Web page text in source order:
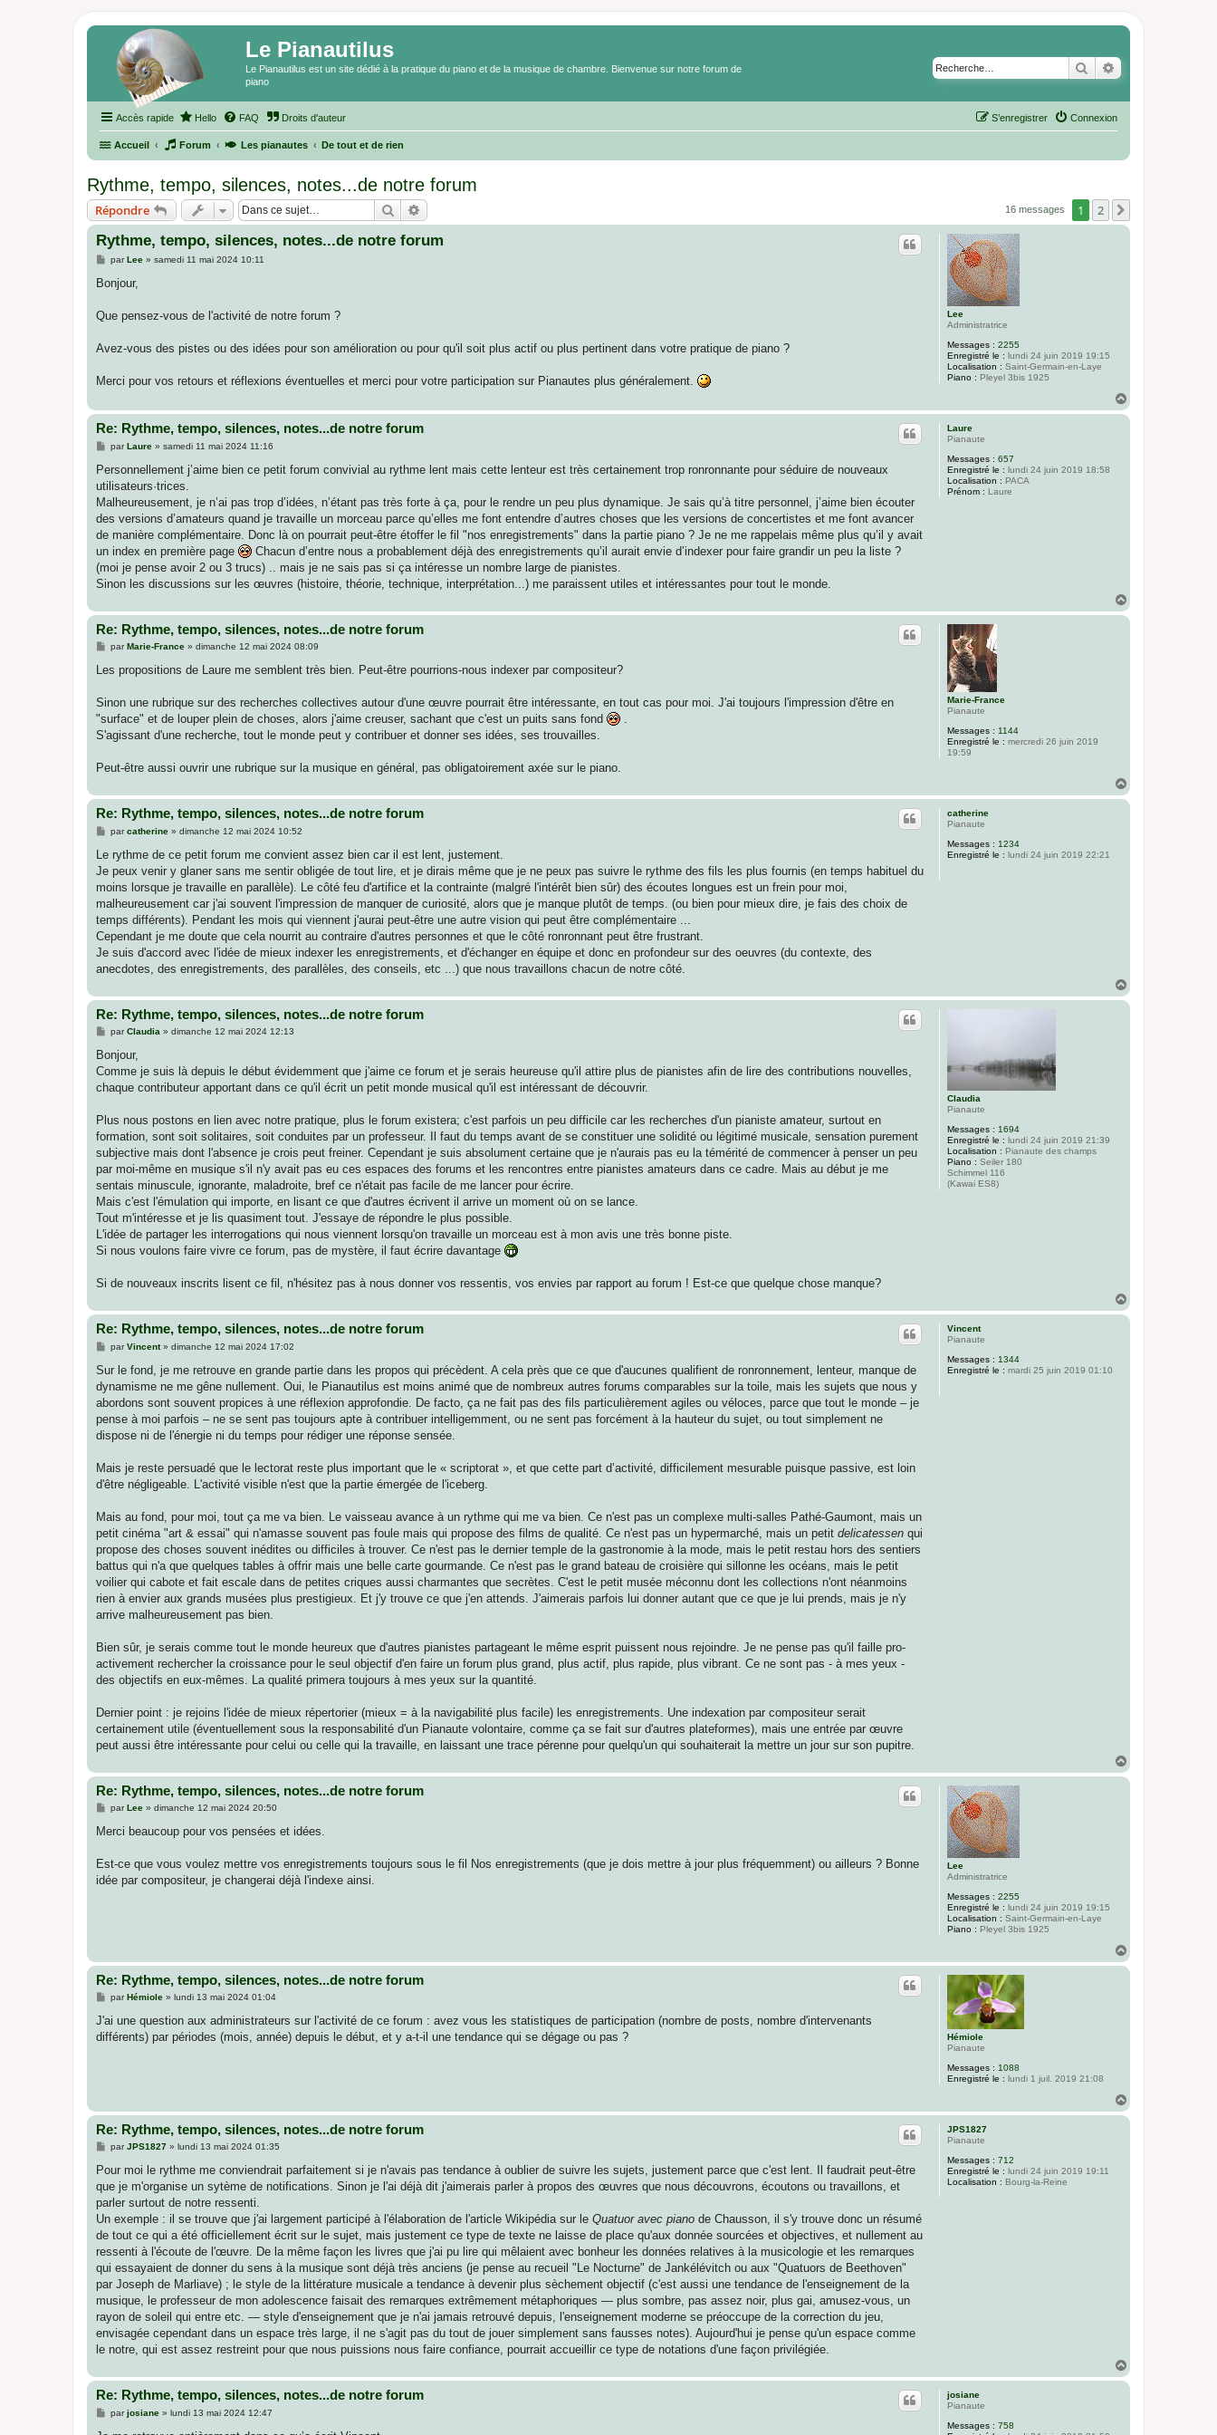
Le Pianautilus
Le Pianautilus est un site dédié à la pratique du piano et de la musique de chambre. Bienvenue sur notre forum de
piano
RechercherRecherche
Accès rapide Hello FAQ Droits d'auteur Connexion
S’enregistrer
Accueil Forum Les pianautes De tout et de rien
Rythme, tempo, silences, notes...de notre forum
Répondre Rechercher 16 messages 1 2
Lee
Administratrice
Messages : 2255
Enregistré le : lundi 24 juin 2019 19:15
Localisation : Saint-Germain-en-Laye
Piano : Pleyel 3bis 1925
Rythme, tempo, silences, notes...de notre forum
M
s
g
parLee» samedi 11 mai 2024 10:11
Bonjour,
Que pensez-vous de l'activité de notre forum ?
Avez-vous des pistes ou des idées pour son amélioration ou pour qu'il soit plus actif ou plus pertinent dans votre pratique de piano ?
Merci pour vos retours et réflexions éventuelles et merci pour votre participation sur Pianautes plus généralement.
u
Laure
Pianaute
Messages : 657
Enregistré le : lundi 24 juin 2019 18:58
Localisation : PACA
Prénom : Laure
Re: Rythme, tempo, silences, notes...de notre forum
M
s
a
g
parLaure» samedi 11 mai 2024 11:16
Personnellement j’aime bien ce petit forum convivial au rythme lent mais cette lenteur est très certainement trop ronronnante pour séduire de nouveaux
utilisateurs·trices.
Malheureusement, je n’ai pas trop d’idées, n’étant pas très forte à ça, pour le rendre un peu plus dynamique. Je sais qu’à titre personnel, j’aime bien écouter
des versions d’amateurs quand je travaille un morceau parce qu’elles me font entendre d’autres choses que les versions de concertistes et me font avancer
de manière complémentaire. Donc là on pourrait peut-être étoffer le fil "nos enregistrements" dans la partie piano ? Je ne me rappelais même plus qu’il y avait
un index en première page
Chacun d’entre nous a probablement déjà des enregistrements qu’il aurait envie d’indexer pour faire grandir un peu la liste ?
(moi je pense avoir 2 ou 3 trucs) .. mais je ne sais pas si ça intéresse un nombre large de pianistes.
Sinon les discussions sur les œuvres (histoire, théorie, technique, interprétation...) me paraissent utiles et intéressantes pour tout le monde.
u
Marie-France
Pianaute
Messages : 1144
Enregistré le : mercredi 26 juin 2019
19:59
Re: Rythme, tempo, silences, notes...de notre forum
M
s
g
parMarie-France» dimanche 12 mai 2024 08:09
Les propositions de Laure me semblent très bien. Peut-être pourrions-nous indexer par compositeur?
Sinon une rubrique sur des recherches collectives autour d'une œuvre pourrait être intéressante, en tout cas pour moi. J'ai toujours l'impression d'être en
"surface" et de louper plein de choses, alors j'aime creuser, sachant que c'est un puits sans fond
.
S'agissant d'une recherche, tout le monde peut y contribuer et donner ses idées, ses trouvailles.
Peut-être aussi ouvrir une rubrique sur la musique en général, pas obligatoirement axée sur le piano.
u
catherine
Pianaute
Messages : 1234
Enregistré le : lundi 24 juin 2019 22:21
Re: Rythme, tempo, silences, notes...de notre forum
M
s
a
g
parcatherine» dimanche 12 mai 2024 10:52
Le rythme de ce petit forum me convient assez bien car il est lent, justement.
Je peux venir y glaner sans me sentir obligée de tout lire, et je dirais même que je ne peux pas suivre le rythme des fils les plus fournis (en temps habituel du
moins lorsque je travaille en parallèle). Le côté feu d'artifice et la contrainte (malgré l'intérêt bien sûr) des écoutes longues est un frein pour moi,
malheureusement car j'ai souvent l'impression de manquer de curiosité, alors que je manque plutôt de temps. (ou bien pour mieux dire, je fais des choix de
temps différents). Pendant les mois qui viennent j'aurai peut-être une autre vision qui peut être complémentaire ...
Cependant je me doute que cela nourrit au contraire d'autres personnes et que le côté ronronnant peut être frustrant.
Je suis d'accord avec l'idée de mieux indexer les enregistrements, et d'échanger en équipe et donc en profondeur sur des oeuvres (du contexte, des
anecdotes, des enregistrements, des parallèles, des conseils, etc ...) que nous travaillons chacun de notre côté.
u
Claudia
Pianaute
Messages : 1694
Enregistré le : lundi 24 juin 2019 21:39
Localisation : Pianaute des champs
Piano : Seiler 180
Schimmel 116
(Kawai ES8)
Re: Rythme, tempo, silences, notes...de notre forum
M
s
a
g
parClaudia » dimanche 12 mai 2024 12:13
Bonjour,
Comme je suis là depuis le début évidemment que j'aime ce forum et je serais heureuse qu'il attire plus de pianistes afin de lire des contributions nouvelles,
chaque contributeur apportant dans ce qu'il écrit un petit monde musical qu'il est intéressant de découvrir.
Plus nous postons en lien avec notre pratique, plus le forum existera; c'est parfois un peu difficile car les recherches d'un pianiste amateur, surtout en
formation, sont soit solitaires, soit conduites par un professeur. Il faut du temps avant de se constituer une solidité ou légitimé musicale, sensation purement
subjective mais dont l'absence je crois peut freiner. Cependant je suis absolument certaine que je n'aurais pas eu la témérité de commencer à penser un peu
par moi-même en musique s'il n'y avait pas eu ces espaces des forums et les rencontres entre pianistes amateurs dans ce cadre. Mais au début je me
sentais minuscule, ignorante, maladroite, bref ce n'était pas facile de me lancer pour écrire.
Mais c'est l'émulation qui importe, en lisant ce que d'autres écrivent il arrive un moment où on se lance.
Tout m'intéresse et je lis quasiment tout. J'essaye de répondre le plus possible.
L'idée de partager les interrogations qui nous viennent lorsqu'on travaille un morceau est à mon avis une très bonne piste.
Si nous voulons faire vivre ce forum, pas de mystère, il faut écrire davantage
Si de nouveaux inscrits lisent ce fil, n'hésitez pas à nous donner vos ressentis, vos envies par rapport au forum ! Est-ce que quelque chose manque?
u
Vincent
Pianaute
Messages : 1344
Enregistré le : mardi 25 juin 2019 01:10
Re: Rythme, tempo, silences, notes...de notre forum
M
s
a
g
parVincent» dimanche 12 mai 2024 17:02
Sur le fond, je me retrouve en grande partie dans les propos qui précèdent. A cela près que ce que d'aucunes qualifient de ronronnement, lenteur, manque de
dynamisme ne me gêne nullement. Oui, le Pianautilus est moins animé que de nombreux autres forums comparables sur la toile, mais les sujets que nous y
abordons sont souvent propices à une réflexion approfondie. De facto, ça ne fait pas des fils particulièrement agiles ou véloces, parce que tout le monde – je
pense à moi parfois – ne se sent pas toujours apte à contribuer intelligemment, ou ne sent pas forcément à la hauteur du sujet, ou tout simplement ne
dispose ni de l'énergie ni du temps pour rédiger une réponse sensée.
Mais je reste persuadé que le lectorat reste plus important que le « scriptorat », et que cette part d’activité, difficilement mesurable puisque passive, est loin
d'être négligeable. L'activité visible n'est que la partie émergée de l'iceberg.
Mais au fond, pour moi, tout ça me va bien. Le vaisseau avance à un rythme qui me va bien. Ce n'est pas un complexe multi-salles Pathé-Gaumont, mais un
petit cinéma "art & essai" qui n'amasse souvent pas foule mais qui propose des films de qualité. Ce n'est pas un hypermarché, mais un petit delicatessen qui
propose des choses souvent inédites ou difficiles à trouver. Ce n'est pas le dernier temple de la gastronomie à la mode, mais le petit restau hors des sentiers
battus qui n'a que quelques tables à offrir mais une belle carte gourmande. Ce n'est pas le grand bateau de croisière qui sillonne les océans, mais le petit
voilier qui cabote et fait escale dans de petites criques aussi charmantes que secrètes. C'est le petit musée méconnu dont les collections n'ont néanmoins
rien à envier aux grands musées plus prestigieux. Et j'y trouve ce que j'en attends. J'aimerais parfois lui donner autant que ce que je lui prends, mais je n'y
arrive malheureusement pas bien.
Bien sûr, je serais comme tout le monde heureux que d'autres pianistes partageant le même esprit puissent nous rejoindre. Je ne pense pas qu'il faille pro-
activement rechercher la croissance pour le seul objectif d'en faire un forum plus grand, plus actif, plus rapide, plus vibrant. Ce ne sont pas - à mes yeux -
des objectifs en eux-mêmes. La qualité primera toujours à mes yeux sur la quantité.
Dernier point : je rejoins l'idée de mieux répertorier (mieux = à la navigabilité plus facile) les enregistrements. Une indexation par compositeur serait
certainement utile (éventuellement sous la responsabilité d'un Pianaute volontaire, comme ça se fait sur d'autres plateformes), mais une entrée par œuvre
peut aussi être intéressante pour celui ou celle qui la travaille, en laissant une trace pérenne pour quelqu'un qui souhaiterait la mettre un jour sur son pupitre.
u
Lee
Administratrice
Messages : 2255
Enregistré le : lundi 24 juin 2019 19:15
Localisation : Saint-Germain-en-Laye
Piano : Pleyel 3bis 1925
Re: Rythme, tempo, silences, notes...de notre forum
M
s
g
parLee» dimanche 12 mai 2024 20:50
Merci beaucoup pour vos pensées et idées.
Est-ce que vous voulez mettre vos enregistrements toujours sous le fil Nos enregistrements (que je dois mettre à jour plus fréquemment) ou ailleurs ? Bonne
idée par compositeur, je changerai déjà l'indexe ainsi.
u
Hémiole
Pianaute
Messages : 1088
Enregistré le : lundi 1 juil. 2019 21:08
Re: Rythme, tempo, silences, notes...de notre forum
M
s
a
parHémiole» lundi 13 mai 2024 01:04
J'ai une question aux administrateurs sur l'activité de ce forum : avez vous les statistiques de participation (nombre de posts, nombre d'intervenants
différents) par périodes (mois, année) depuis le début, et y a-t-il une tendance qui se dégage ou pas ?
u
JPS1827
Pianaute
Messages : 712
Enregistré le : lundi 24 juin 2019 19:11
Localisation : Bourg-la-Reine
Re: Rythme, tempo, silences, notes...de notre forum
M
s
a
g
parJPS1827» lundi 13 mai 2024 01:35
Pour moi le rythme me conviendrait parfaitement si je n'avais pas tendance à oublier de suivre les sujets, justement parce que c'est lent. Il faudrait peut-être
que je m'organise un sytème de notifications. Sinon je l'ai déjà dit j'aimerais parler à propos des œuvres que nous découvrons, écoutons ou travaillons, et
parler surtout de notre ressenti.
Un exemple : il se trouve que j'ai largement participé à l'élaboration de l'article Wikipédia sur le Quatuor avec piano de Chausson, il s'y trouve donc un résumé
de tout ce qui a été officiellement écrit sur le sujet, mais justement ce type de texte ne laisse de place qu'aux donnée sourcées et objectives, et nullement au
ressenti à l'écoute de l'œuvre. De la même façon les livres que j'ai pu lire qui mêlaient avec bonheur les données relatives à la musicologie et les remarques
qui essayaient de donner du sens à la musique sont déjà très anciens (je pense au recueil "Le Nocturne" de Jankélévitch ou aux "Quatuors de Beethoven"
par Joseph de Marliave) ; le style de la littérature musicale a tendance à devenir plus sèchement objectif (c'est aussi une tendance de l'enseignement de la
musique, le professeur de mon adolescence faisait des remarques extrêmement métaphoriques — plus sombre, pas assez noir, plus gai, amusez-vous, un
rayon de soleil qui entre etc. — style d'enseignement que je n'ai jamais retrouvé depuis, l'enseignement moderne se préoccupe de la correction du jeu,
envisagée cependant dans un espace très large, il ne s'agit pas du tout de jouer simplement sans fausses notes). Aujourd'hui je pense qu'un espace comme
le notre, qui est assez restreint pour que nous puissions nous faire confiance, pourrait accueillir ce type de notations d'une façon privilégiée.
u
josiane
Pianaute
Messages : 758
Re: Rythme, tempo, silences, notes...de notre forum
Mparjosiane» lundi 13 mai 2024 12:47